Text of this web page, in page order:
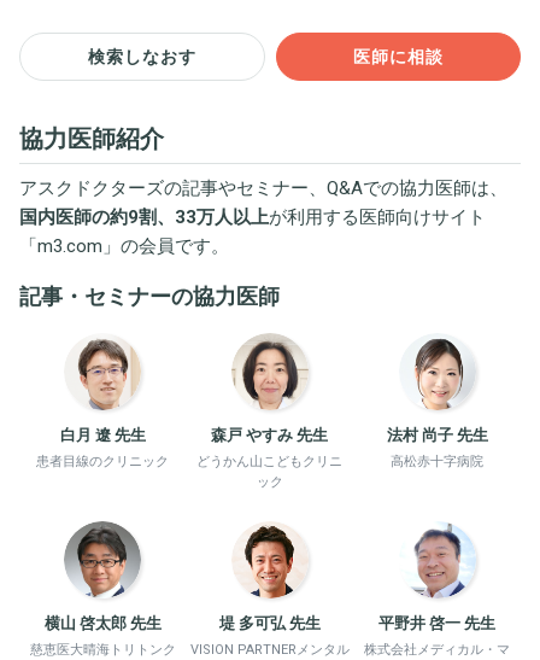
検索しなおす 医師に相談
協力医師紹介
アスクドクターズの記事やセミナー、Q&Aでの協力医師は、
国内医師の約9割、33万人以上が利用する医師向けサイト
「m3.com 」の会員です。
記事・セミナーの協力医師
白月 遼 先生
患者目線のクリニック
森戸 やすみ 先生
どうかん山こどもクリニ
ック
法村 尚子 先生
高松赤十字病院
横山 啓太郎 先生
慈恵医大晴海トリトンク
堤 多可弘 先生
VISION PARTNERメンタル
平野井 啓一 先生
株式会社メディカル・マ